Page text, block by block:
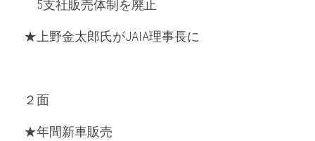
5支社販売体制を廃止
★上野金太郎氏がJAIA理事長に
２面
★年間新車販売